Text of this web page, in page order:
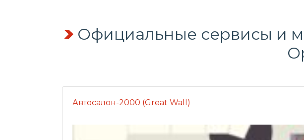
Официальные сервисы и
Автосалон-2000 (Great Wall)